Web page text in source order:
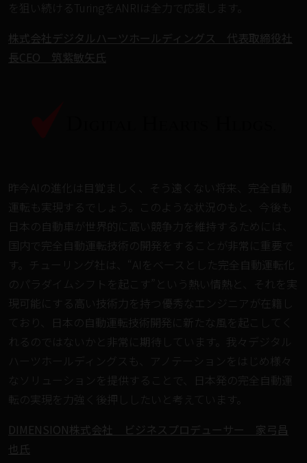
を狙い続けるTuringをANRIは全力で応援します。
株式会社デジタルハーツホールディングス 代表取締役社
長CEO 筑紫敏矢氏
昨今AIの進化は目覚ましく、そう遠くない将来、完全自動
運転も実現するでしょう。このような状況のもと、今後も
日本の自動車が世界的に高い競争力を維持するためには、
国内で完全自動運転技術の開発をすることが非常に重要で
す。チューリング社は、“AIをベースとした完全自動運転化
のパラダイムシフトを起こす”という熱い情熱と、それを実
現可能にする高い技術力を持つ優秀なエンジニアが在籍し
ており、日本の自動運転技術開発に新たな風を起こしてく
れるのではないかと非常に期待しています。我々デジタル
ハーツホールディングスも、アノテーションをはじめ様々
なソリューションを提供することで、日本発の完全自動運
転の実現を力強く後押ししたいと考えています。
DIMENSION株式会社 ビジネスプロデューサー 家弓昌
也氏